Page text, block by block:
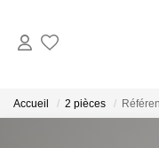
Accueil 2 pièces